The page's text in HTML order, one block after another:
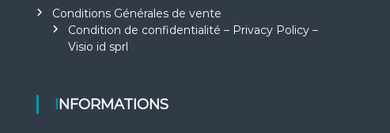
Conditions Générales de vente
Condition de confidentialité – Privacy Policy –
Visio id sprl
INFORMATIONS